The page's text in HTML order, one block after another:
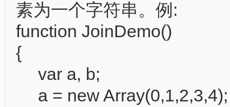
素为一个字符串。例:
function JoinDemo()
{
var a, b;
a = new Array(0,1,2,3,4);